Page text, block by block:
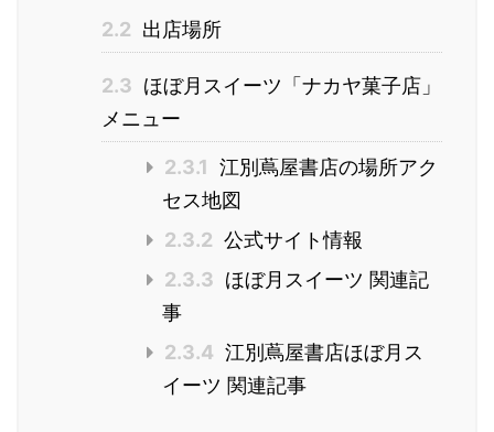
2.2 出店場所
2.3 ほぼ月スイーツ「ナカヤ菓子店」
メニュー
2.3.1 江別蔦屋書店の場所アク
セス地図
2.3.2 公式サイト情報
2.3.3 ほぼ月スイーツ 関連記
事
2.3.4 江別蔦屋書店ほぼ月ス
イーツ 関連記事